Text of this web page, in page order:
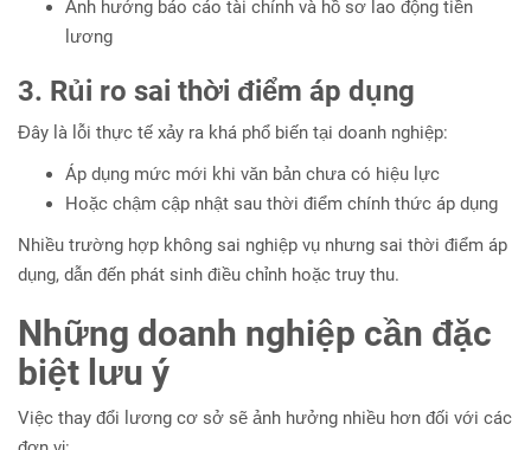
Ảnh hưởng báo cáo tài chính và hồ sơ lao động tiền
lương
3. Rủi ro sai thời điểm áp dụng
Đây là lỗi thực tế xảy ra khá phổ biến tại doanh nghiệp:
Áp dụng mức mới khi văn bản chưa có hiệu lực
Hoặc chậm cập nhật sau thời điểm chính thức áp dụng
Nhiều trường hợp không sai nghiệp vụ nhưng sai thời điểm áp
dụng, dẫn đến phát sinh điều chỉnh hoặc truy thu.
Những doanh nghiệp cần đặc
biệt lưu ý
Việc thay đổi lương cơ sở sẽ ảnh hưởng nhiều hơn đối với các